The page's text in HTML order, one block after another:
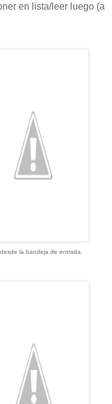
en lista/leer luego (a
la bandeja de entrada.